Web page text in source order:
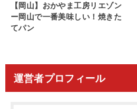
【岡山】おかやま工房リエゾン
ー岡山で一番美味しい！焼きた
てパン
運営者プロフィール